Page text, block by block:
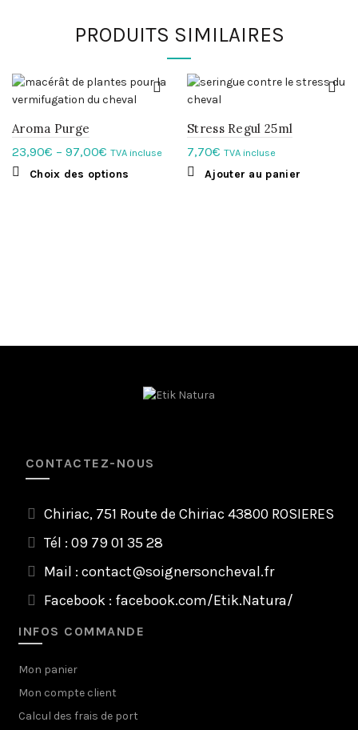
PRODUITS SIMILAIRES
Aroma Purge
23,90€ – 97,00€ TVA incluse
Choix des options
Stress Regul 25ml
7,70€ TVA incluse
Ajouter au panier
CONTACTEZ-NOUS
Chiriac, 751 Route de Chiriac 43800 ROSIERES
Tél : 09 79 01 35 28
Mail : contact@soignersoncheval.fr
Facebook : facebook.com/Etik.Natura/
INFOS COMMANDE
Mon panier
Mon compte client
Calcul des frais de port